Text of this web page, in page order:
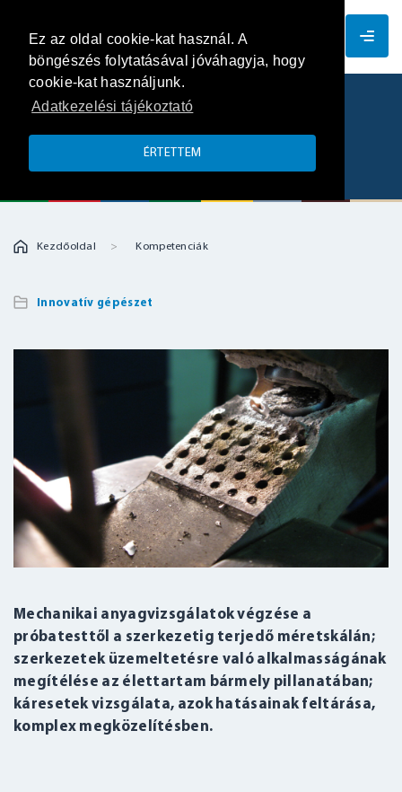
Ez az oldal cookie-kat használ. A
böngészés folytatásával jóváhagyja, hogy
cookie-kat használjunk.
Adatkezelési tájékoztató
ÉRTETTEM
anyagvizsgálat
Kezdőoldal Kompetenciák
Innovatív gépészet
Mechanikai anyagvizsgálatok végzése a
próbatesttől a szerkezetig terjedő méretskálán;
szerkezetek üzemeltetésre való alkalmasságának
megítélése az élettartam bármely pillanatában;
káresetek vizsgálata, azok hatásainak feltárása,
komplex megközelítésben.